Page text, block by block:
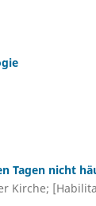
Tagen nicht
Kirche;